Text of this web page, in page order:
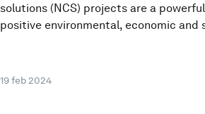
solutions (NCS) projects are a
positive environmental, economic and
19 feb 2024